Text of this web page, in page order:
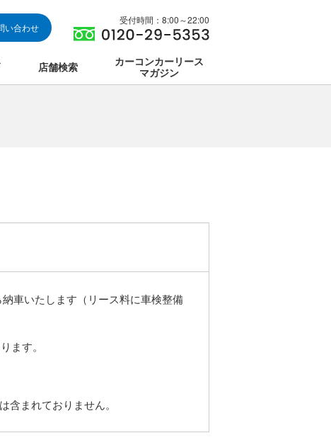
い合わせ
受付時間：8:00～22:00
ス集中講座
店舗検索
カーコンカーリース
マガジン
車いたします（リース料に車検整備
ます。
まれておりません。